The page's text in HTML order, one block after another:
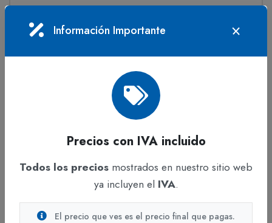
Su Correo Electrónico
Captcha
Información Importante
Precios con IVA incluido
Todos los precios mostrados en nuestro sitio web
ya incluyen el IVA.
El precio que ves es el precio final que pagas.